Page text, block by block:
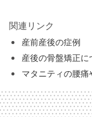
関連リンク
産前産後の症例
産後の骨盤矯正に
マタニティの腰